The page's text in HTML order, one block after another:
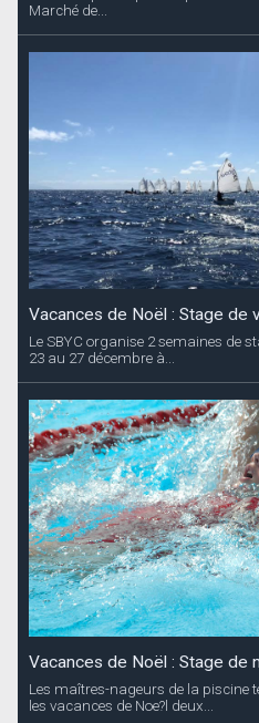
Marché de...
Vacances de Noël : Stage de
Le SBYC organise 2 semaines de
23 au 27 décembre à...
Vacances de Noël : Stage de
Les maîtres-nageurs de la piscine
les vacances de Noe?l deux...